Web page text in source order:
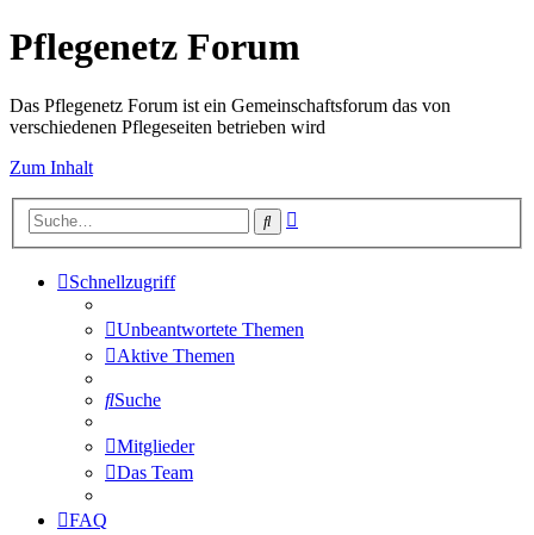
Pflegenetz Forum
Das Pflegenetz Forum ist ein Gemeinschaftsforum das von
verschiedenen Pflegeseiten betrieben wird
Zum Inhalt
Suche
Schnellzugriff
Unbeantwortete Themen
Aktive Themen
Suche
Mitglieder
Das Team
FAQ